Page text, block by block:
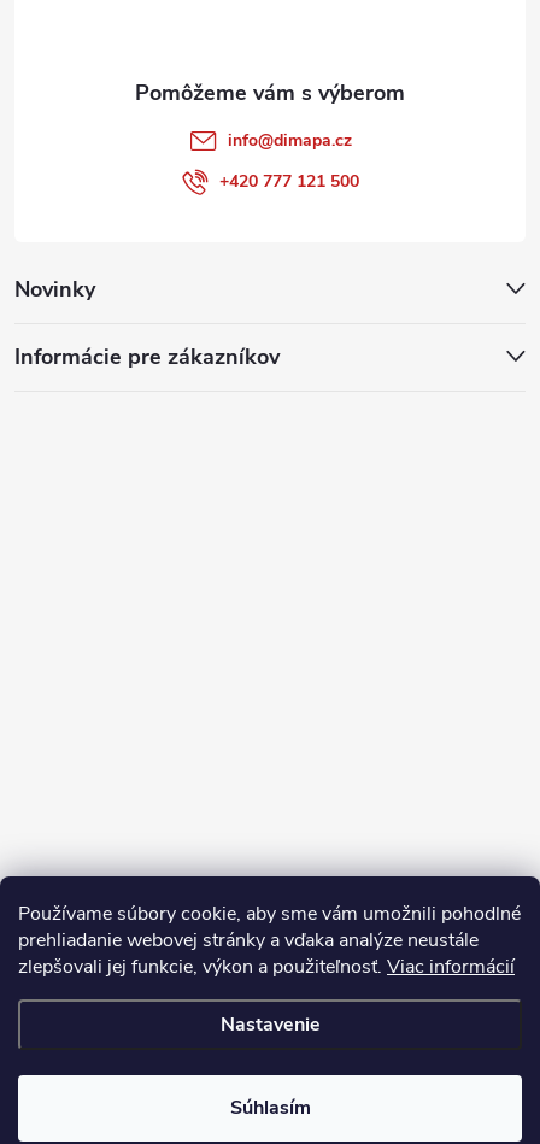
Používame súbory cookie, aby sme vám umožnili pohodlné
prehliadanie webovej stránky a vďaka analýze neustále
zlepšovali jej funkcie, výkon a použiteľnosť. Viac informácií
Nastavenie
Súhlasím
Novinky
Informácie pre zákazníkov
info@dimapa.cz
+420 777 121 500
Copyright 2026My e-shop. Všetky práva vyhradené.